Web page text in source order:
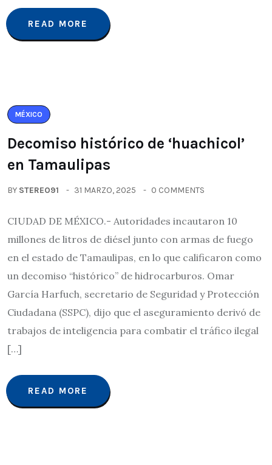
READ MORE
MÉXICO
Decomiso histórico de ‘huachicol’
en Tamaulipas
BY STEREO91 31 MARZO, 2025 0 COMMENTS
CIUDAD DE MÉXICO.- Autoridades incautaron 10
millones de litros de diésel junto con armas de fuego
en el estado de Tamaulipas, en lo que calificaron como
un decomiso “histórico” de hidrocarburos. Omar
García Harfuch, secretario de Seguridad y Protección
Ciudadana (SSPC), dijo que el aseguramiento derivó de
trabajos de inteligencia para combatir el tráfico ilegal
[…]
READ MORE